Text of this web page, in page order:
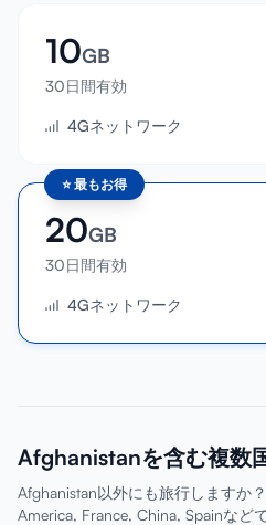
10GB
30日間有効
4Gネットワーク
⭐最もお得
20GB
30日間有効
4Gネットワーク
Afghanistanを含む複数
Afghanistan以外にも旅行しますか
America, France, China, Spainなど